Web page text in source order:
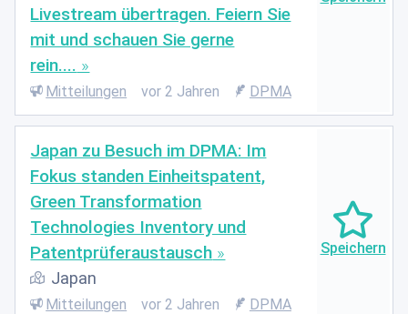
Livestream übertragen. Feiern Sie
mit und schauen Sie gerne
rein....
Mitteilungen vor 2 Jahren DPMA
Japan zu Besuch im DPMA: Im
Fokus standen Einheitspatent,
Green Transformation
Technologies Inventory und
Patentprüferaustausch
Japan
Mitteilungen vor 2 Jahren DPMA